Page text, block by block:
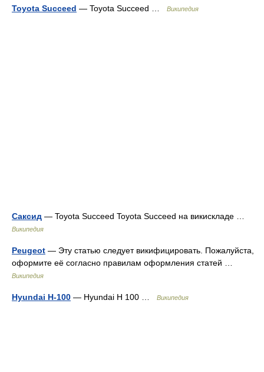
Toyota Succeed — Toyota Succeed … Википедия
Саксид — Toyota Succeed Toyota Succeed на викискладе …
Википедия
Peugeot — Эту статью следует викифицировать. Пожалуйста,
оформите её согласно правилам оформления статей …
Википедия
Hyundai H-100 — Hyundai H 100 … Википедия